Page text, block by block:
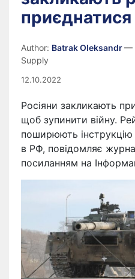
Author: Batrak Oleksandr—
Supply
12.10.2022
Росіяни закликають
щоб зупинити війну.
поширюють інструкцію
в РФ, повідомляє
посиланням на